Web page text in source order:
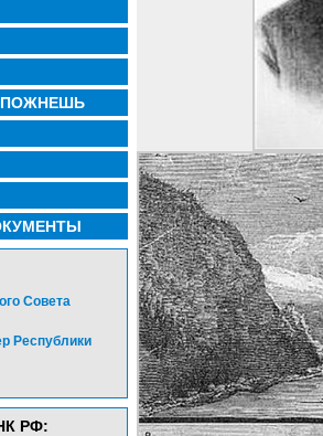
ПОЖНЕШЬ
Совета
Республики
РФ: